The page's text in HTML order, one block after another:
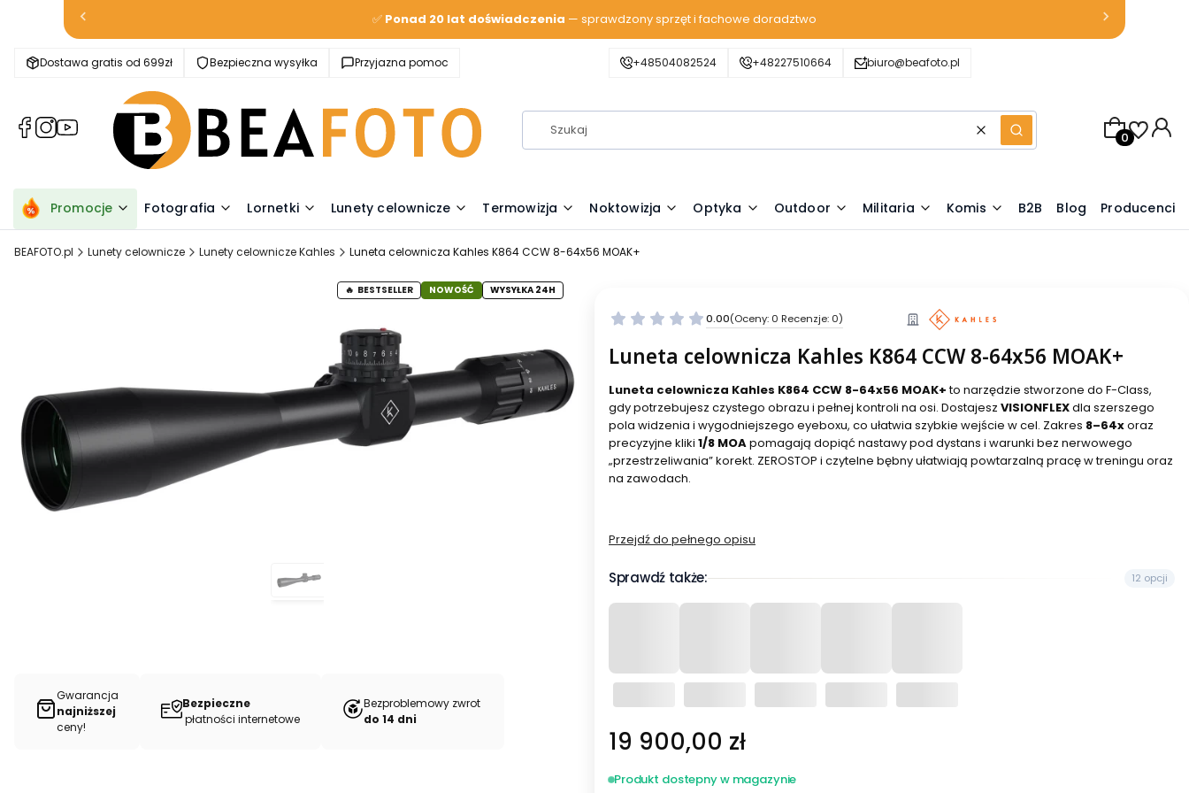
✅ Ponad 20 lat doświadczenia — sprawdzony sprzęt i fachowe doradztwo
Dostawa gratis od 699zł Bezpieczna wysyłka Przyjazna pomoc +48504082524 +48227510664 biuro@beafoto.pl
(Otwiera
karcie)
(Otwiera
karcie)
(Otwiera
karcie)
WyczyśćSzukaj
Produkty w
Promocje Fotografia Lornetki Lunety celownicze Termowizja Noktowizja Optyka Outdoor Militaria Komis B2B Blog Producenci
BEAFOTO.pl Lunety celownicze Lunety celownicze Kahles Luneta celownicza Kahles K864 CCW 8-64x56 MOAK+
Gwarancja
najniższej
ceny!
Bezpieczne
płatności internetowe
Bezproblemowy zwrot
do 14 dni
BESTSELLER NOWOŚĆ WYSYŁKA 24H
0.00(Oceny: 0 Recenzje: 0)
Luneta celownicza Kahles K864 CCW 8-64x56 MOAK+
Luneta celownicza Kahles K864 CCW 8-64x56 MOAK+to narzędzie stworzone do F-Class,
gdy potrzebujesz czystego obrazu i pełnej kontroli na osi. Dostajesz VISIONFLEXdla szerszego
pola widzenia i wygodniejszego eyeboxu, co ułatwia szybkie wejście w cel. Zakres 8–64xoraz
precyzyjne kliki 1/8 MOApomagają dopiąć nastawy pod dystans i warunki bez nerwowego
„przestrzeliwania” korekt. ZEROSTOP i czytelne bębny ułatwiają powtarzalną pracę w treningu oraz
na zawodach.
Przejdź do pełnego opisu
Sprawdź także: 12 opcji
Cena
19 900,00 zł
Produkt dostepny w magazynie